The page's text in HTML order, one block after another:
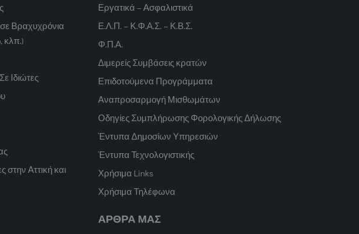
σε Βραχυχρόνια
κλπ.)
Ιδιώτες
στην Αττική και
Εργατικά – Ασφαλιστικά
Ε.Λ.Π. – Κ.Φ.Α.Σ. – Κ.Β.Σ.
Φ.Π.Α.
Διμερείς Συμβάσεις κρατών
Επιδοτούμενα Προγράμματα
Αναπροσαρμογή Μισθωμάτων
Οδηγίες Συμπλήρωσης Φορολογικής Δήλωσης
Έντυπα Δημοσίων Υπηρεσιών
Έντυπα Τεχνολογιστικής
Χρήσιμα Links
Χρήσιμα Τηλέφωνα
ΑΡΘΡΑ ΜΑΣ